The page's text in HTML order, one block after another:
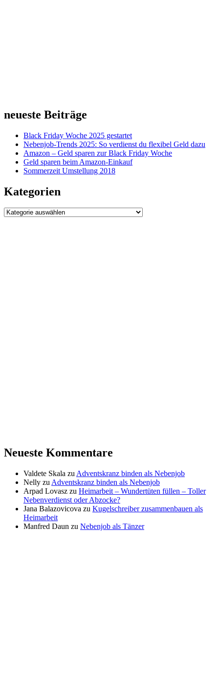
neueste Beiträge
Black Friday Woche 2025 gestartet
Nebenjob-Trends 2025: So verdienst du flexibel Geld dazu
Amazon – Geld sparen zur Black Friday Woche
Geld sparen beim Amazon-Einkauf
Sommerzeit Umstellung 2018
Kategorien
Kategorien
Neueste Kommentare
Valdete Skala zu Adventskranz binden als Nebenjob
Nelly zu Adventskranz binden als Nebenjob
Arpad Lovasz zu Heimarbeit – Wundertüten füllen – Toller
Nebenverdienst oder Abzocke?
Jana Balazovicova zu Kugelschreiber zusammenbauen als
Heimarbeit
Manfred Daun zu Nebenjob als Tänzer